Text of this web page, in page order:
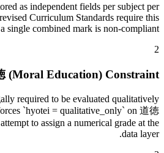
as independent fields per subject per
Curriculum Standards require this
single combined mark is non-compliant.
2
(Moral Education) Constraint
required to be evaluated qualitatively
`hyotei = qualitative_only` on 道徳
to assign a numerical grade at the
data layer.